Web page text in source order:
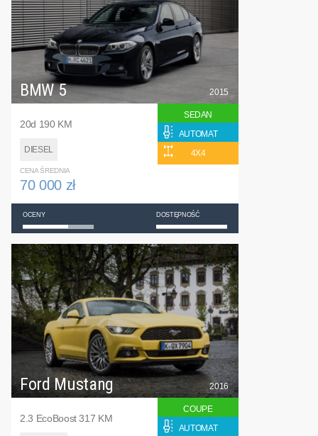
BMW 5
20d 190 KM
DIESEL
2015
SEDAN
AUTOMAT
4X4
CENA ŚREDNIA
70 000 zł
OCENY DOSTĘPNOŚĆ
Ford Mustang
2.3 EcoBoost 317 KM
2016
COUPE
AUTOMAT